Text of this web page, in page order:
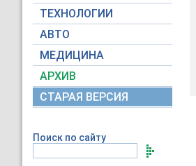
ТЕХНОЛОГИИ
АВТО
МЕДИЦИНА
АРХИВ
СТАРАЯ ВЕРСИЯ
Поиск по сайту